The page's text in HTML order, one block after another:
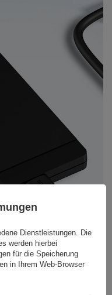
Dienstleistungen. Die
werden hierbei
für die Speicherung
in Ihrem Web-Browser